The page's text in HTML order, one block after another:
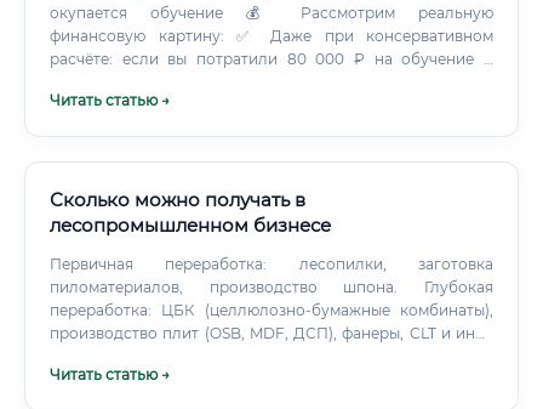
окупается обучение 💰 Рассмотрим реальную
финансовую картину: ✅ Даже при консервативном
расчёте: если вы потратили 80 000 ₽ на обучение и
месяца работы. Это исключительно высокий показатель
Читать статью →
Сколько можно получать в
лесопромышленном бизнесе
Первичная переработка: лесопилки, заготовка
пиломатериалов, производство шпона. Глубокая
переработка: ЦБК (целлюлозно-бумажные комбинаты),
производство плит (OSB, MDF, ДСП), фанеры, CLT и иных
Готовая продукция: мебель, столярные изделия,
Читать статью →